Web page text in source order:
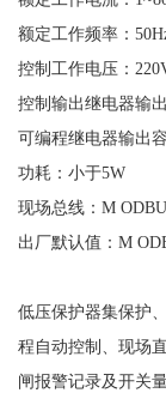
额定工作频率：
控制工作电压：
控制输出继电器输
可编程继电器输出容
功耗：小于5W
现场总线： M
出厂默认值： M
低压保护器集保护
程自动控制、现场
闸报警记录及开关